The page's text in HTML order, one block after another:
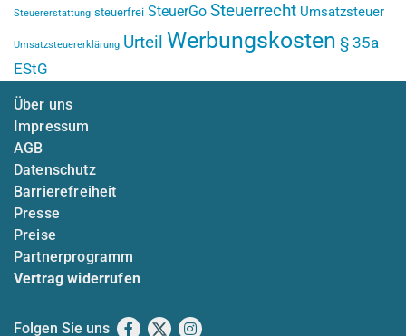
Steuererstattung steuerfrei SteuerGo Steuerrecht Umsatzsteuer
Umsatzsteuererklärung Urteil Werbungskosten § 35a
EStG
Über uns
Impressum
AGB
Datenschutz
Barrierefreiheit
Presse
Preise
Partnerprogramm
Vertrag widerrufen
Folgen Sie uns Facebook
X Instagram